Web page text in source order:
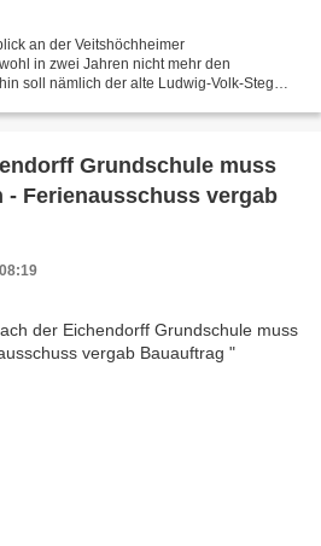
an der Veitshöchheimer
in zwei Jahren nicht mehr den
soll nämlich der alte Ludwig-Volk-Steg
Grundschule muss
- Ferienausschuss vergab